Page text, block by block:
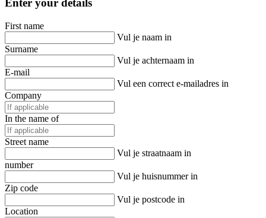
Enter your details
First name
Vul je naam in
Surname
Vul je achternaam in
E-mail
Vul een correct e-mailadres in
Company
In the name of
Street name
Vul je straatnaam in
number
Vul je huisnummer in
Zip code
Vul je postcode in
Location